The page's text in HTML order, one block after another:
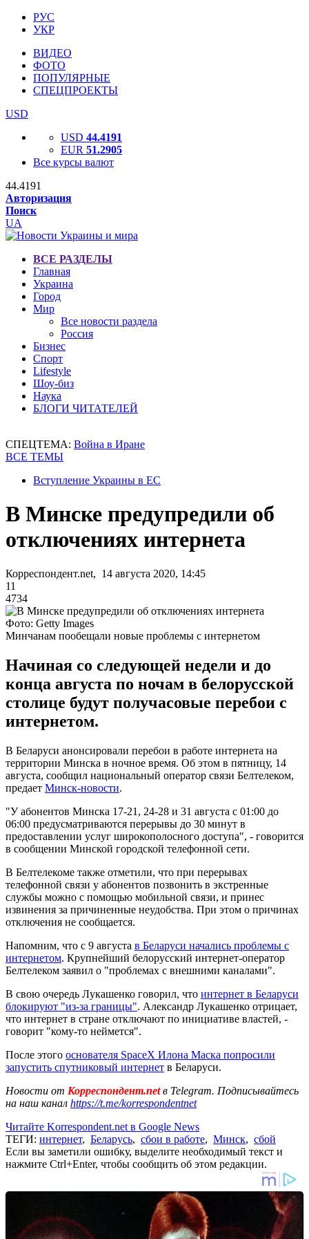
РУС
УКР
ВИДЕО
ФОТО
ПОПУЛЯРНЫЕ
СПЕЦПРОЕКТЫ
USD
USD 44.4191
EUR 51.2905
Все курсы валют
44.4191
Авторизация
Поиск
UA
ВСЕ РАЗДЕЛЫ
Главная
Украина
Город
Мир
Все новости раздела
Россия
Бизнес
Спорт
Lifestyle
Шоу-биз
Наука
БЛОГИ ЧИТАТЕЛЕЙ
СПЕЦТЕМА: Война в Иране
ВСЕ ТЕМЫ
Вступление Украины в ЕС
В Минске предупредили об
отключениях интернета
Корреспондент.net, 14 августа 2020, 14:45
11
4734
Фото: Getty Images
Минчанам пообещали новые проблемы с интернетом
Начиная со следующей недели и до
конца августа по ночам в белорусской
столице будут получасовые перебои с
интернетом.
В Беларуси анонсировали перебои в работе интернета на
территории Минска в ночное время. Об этом в пятницу, 14
августа, сообщил национальный оператор связи Белтелеком,
предает Минск-новости.
"У абонентов Минска 17-21, 24-28 и 31 августа с 01:00 до
06:00 предусматриваются перерывы до 30 минут в
предоставлении услуг широкополосного доступа", - говорится
в сообщении Минской городской телефонной сети.
В Белтелекоме также отметили, что при перерывах
телефонной связи у абонентов позвонить в экстренные
службы можно с помощью мобильной связи, и принес
извинения за причиненные неудобства. При этом о причинах
отключения не сообщается.
Напомним, что с 9 августа в Беларуси начались проблемы с
интернетом. Крупнейший белорусский интернет-оператор
Белтелеком заявил о "проблемах с внешними каналами".
В свою очередь Лукашенко говорил, что интернет в Беларуси
блокируют "из-за границы". Александр Лукашенко отрицает,
что интернет в стране отключают по инициативе властей, -
говорит "кому-то неймется".
После этого основателя SpaceX Илона Маска попросили
запустить спутниковый интернет в Беларуси.
Новости от Корреспондент.netв Telegram. Подписывайтесь
на наш канал https://t.me/korrespondentnet
Читайте Korrespondent.net в Google News
ТЕГИ: интернет, Беларусь, сбои в работе, Минск, сбой
Если вы заметили ошибку, выделите необходимый текст и
нажмите Ctrl+Enter, чтобы сообщить об этом редакции.